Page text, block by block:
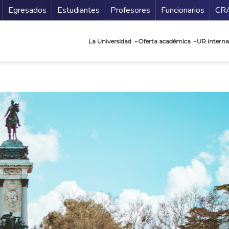
Secundario
Egresados Estudiantes Profesores Funcionarios
La Universidad Oferta académica UR